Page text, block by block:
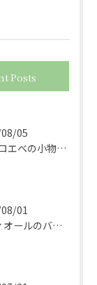
Posts
05
LOEWEロエベの小物レザースモールバーティカルウォレット財...
01
Diorディオールのバッグレディディオールスマホケーススマホ...